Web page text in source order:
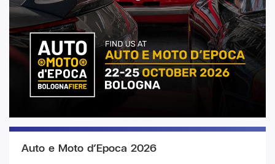
Auto e Moto d’Epoca 2026